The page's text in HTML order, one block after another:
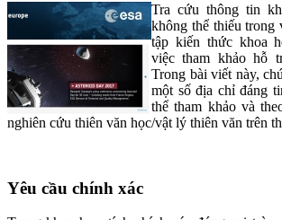
Tra cứu thông tin
không thể thiếu trong
tập kiến thức khoa
việc tham khảo hỗ
Trong bài viết này,
một số địa chỉ đáng
thể tham khảo và
nghiên cứu thiên văn học/vật lý thiên văn trên
Yêu cầu chính xác